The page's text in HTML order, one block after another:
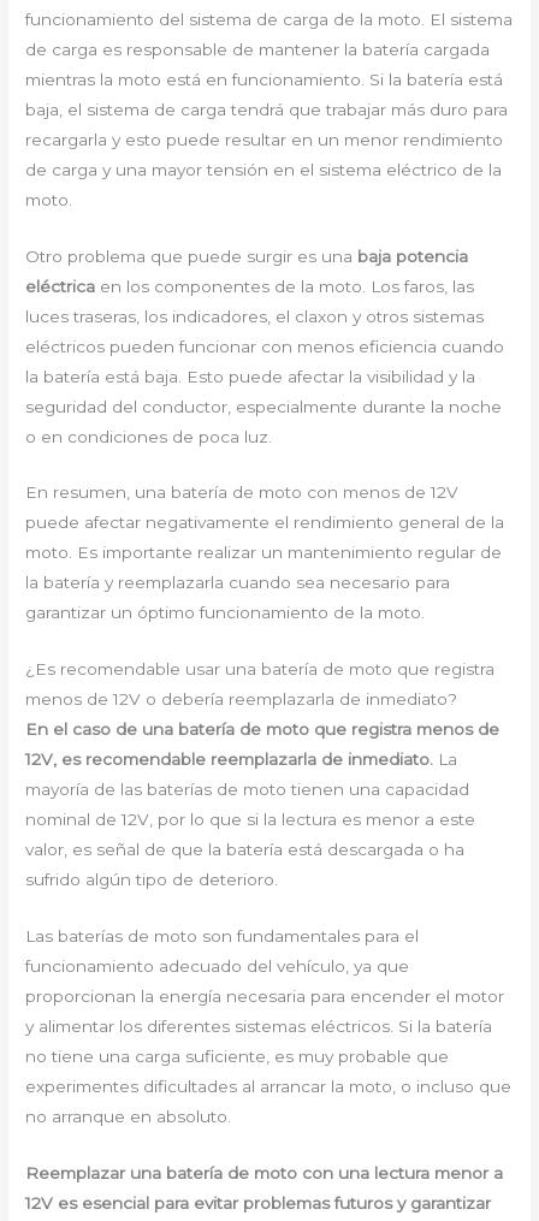
funcionamiento del sistema de carga de la moto. El sistema
de carga es responsable de mantener la batería cargada
mientras la moto está en funcionamiento. Si la batería está
baja, el sistema de carga tendrá que trabajar más duro para
recargarla y esto puede resultar en un menor rendimiento
de carga y una mayor tensión en el sistema eléctrico de la
moto.
Otro problema que puede surgir es una baja potencia
eléctrica en los componentes de la moto. Los faros, las
luces traseras, los indicadores, el claxon y otros sistemas
eléctricos pueden funcionar con menos eficiencia cuando
la batería está baja. Esto puede afectar la visibilidad y la
seguridad del conductor, especialmente durante la noche
o en condiciones de poca luz.
En resumen, una batería de moto con menos de 12V
puede afectar negativamente el rendimiento general de la
moto. Es importante realizar un mantenimiento regular de
la batería y reemplazarla cuando sea necesario para
garantizar un óptimo funcionamiento de la moto.
¿Es recomendable usar una batería de moto que registra
menos de 12V o debería reemplazarla de inmediato?
En el caso de una batería de moto que registra menos de
12V, es recomendable reemplazarla de inmediato. La
mayoría de las baterías de moto tienen una capacidad
nominal de 12V, por lo que si la lectura es menor a este
valor, es señal de que la batería está descargada o ha
sufrido algún tipo de deterioro.
Las baterías de moto son fundamentales para el
funcionamiento adecuado del vehículo, ya que
proporcionan la energía necesaria para encender el motor
y alimentar los diferentes sistemas eléctricos. Si la batería
no tiene una carga suficiente, es muy probable que
experimentes dificultades al arrancar la moto, o incluso que
no arranque en absoluto.
Reemplazar una batería de moto con una lectura menor a
12V es esencial para evitar problemas futuros y garantizar